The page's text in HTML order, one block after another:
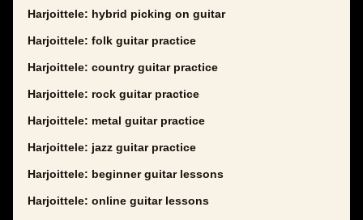
Harjoittele: hybrid picking on guitar
Harjoittele: folk guitar practice
Harjoittele: country guitar practice
Harjoittele: rock guitar practice
Harjoittele: metal guitar practice
Harjoittele: jazz guitar practice
Harjoittele: beginner guitar lessons
Harjoittele: online guitar lessons